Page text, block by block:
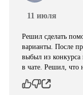
11 июля
Решил сделать
варианты. После
выбыл из конкурса
в чате. Решил, что